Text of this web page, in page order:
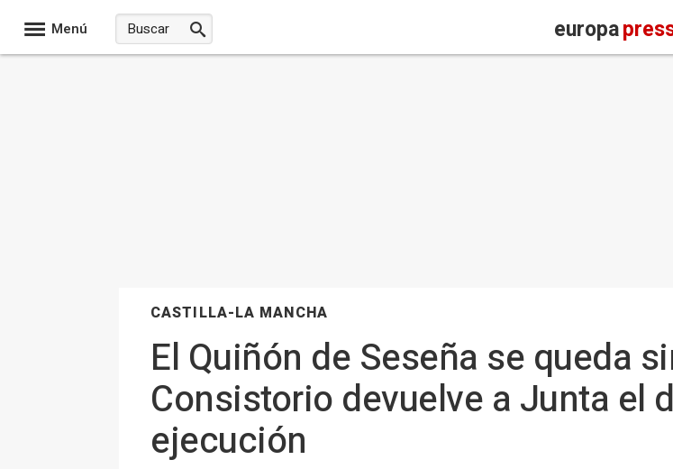
Menú europa
CASTILLA-LA MANCHA
El Quiñón de Seseña se queda
Consistorio devuelve a Junta el
ejecución